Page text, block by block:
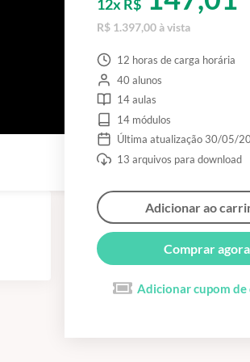
12x R$
R$ 1.397,00 à vista
12 horas de carga horária
40 alunos
14 aulas
14 módulos
Última atualização 30/05/
13 arquivos para download
Adicionar ao
Comprar agora
Adicionar cupom de